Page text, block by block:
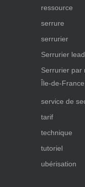
ressource
serrure
serrurier
Serrurier
Serrurier par
Île-de-France
service de
tarif
technique
tutoriel
ubérisation